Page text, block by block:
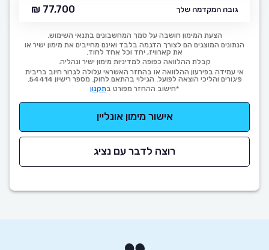
גובה המקדמה שלך 77,700 ₪
הצעת המימון חושבה על סמך המחשבונים בתנאי השימוש.
הנתונים המוצגים הם לצורך הדגמה בלבד ואינם מחייבים את מימון ישיר או
את קארוויז, יחד וכל אחד לחוד.
קבלת ההלוואה כפופה למדיניות מימון ישיר ונהליה.
אי עמידה בפירעון ההלוואה או בהחזר האשראי עלולה לגרור חיוב בריבית
פיגורים והליכי הוצאה לפועל. הגילוי בהתאם לחוק. מספר רישיון 54414.
*חישוב ההחזר מפורט בתקנון
אישור מימון אונליין
רוצה לדבר עם נציג